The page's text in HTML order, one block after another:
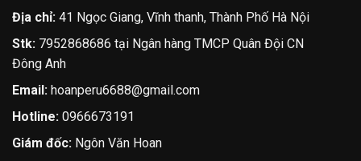
Địa chỉ:41 Ngọc Giang, Vĩnh thanh, Thành Phố Hà Nội
Stk:7952868686 tại Ngân hàng TMCP Quân Đội CN
Đông Anh
Email:hoanperu6688@gmail.com
Hotline:0966673191
Giám đốc:Ngôn Văn Hoan